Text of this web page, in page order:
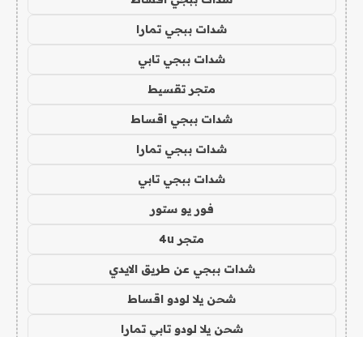
شدات ببجي تمارا
شدات ببجي تابي
متجر تقسيط
شدات ببجي اقساط
شدات ببجي تمارا
شدات ببجي تابي
فور يو ستور
متجر 4u
شدات ببجي عن طريق الايدي
شحن يلا لودو اقساط
شحن يلا لودو تابي تمارا